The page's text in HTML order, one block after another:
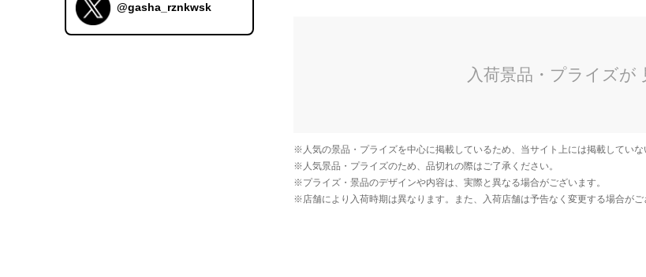
@gasha_rznkwsk